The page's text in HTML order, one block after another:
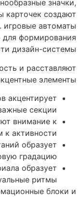
значки,
карточек создают
игровые автоматы
для формирования
дизайн-системы.
и расставляют
элементы:
акцентирует
секции
внимание к
к активности
образует
градацию
образует
ритмы
блоки и